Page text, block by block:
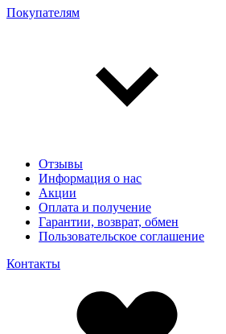
Покупателям
Отзывы
Информация о нас
Акции
Оплата и получение
Гарантии, возврат, обмен
Пользовательское соглашение
Контакты